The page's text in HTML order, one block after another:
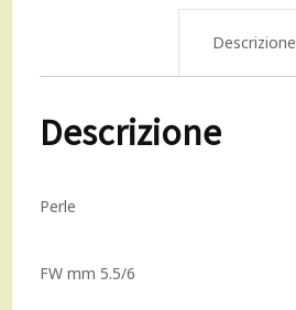
5.5/6mm
chiusura
in
oro
Descrizione
Descrizione
Perle
FW mm 5.5/6